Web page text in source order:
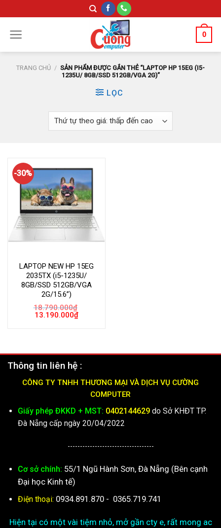
to
content
0
TRANG CHỦ / SẢN PHẨM ĐƯỢC GẮN THẺ “LAPTOP HP 15EG (I5-
1235U/ 8GB/SSD 512GB/VGA 2G)”
LỌC
-30%
LAPTOP NEW HP 15EG
2035TX (i5-1235U/
8GB/SSD 512GB/VGA
2G/15.6”)
18.790.000₫
Giá
13.190.000₫Giá
Thông tin liên hệ :
CÔNG TY TNHH THƯƠNG MẠI VÀ DỊCH VỤ CƯỜNG
COMPUTER
Giấy phép ĐKKD + MST: 0402144629do Sở KHĐT TP.
Đà Nẵng cấp ngày 20/04/2022
-----------------------------------
Cơ sở chính: 55/1 Ngũ Hành Sơn, Đà Nẵng (Bên cạnh
Đại học Kinh tế)
Điện thoại: 0934.891.870 - 0365.719.741
Hiện tại có một vài tiệm nhỏ, mở gần cty e, rất mong ac